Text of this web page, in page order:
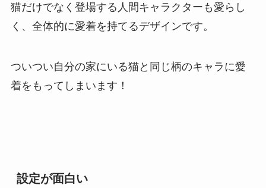
猫だけでなく登場する人間キャラクターも愛らし
く、全体的に愛着を持てるデザインです。
ついつい自分の家にいる猫と同じ柄のキャラに愛
着をもってしまいます！
設定が面白い